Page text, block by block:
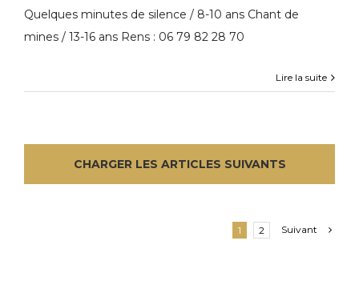
Quelques minutes de silence / 8-10 ans Chant de
mines / 13-16 ans Rens : 06 79 82 28 70
Lire la suite
CHARGER LES ARTICLES SUIVANTS
1 2 Suivant